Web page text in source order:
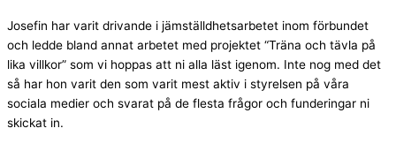
Josefin har varit drivande i jämställdhetsarbetet inom förbundet
och ledde bland annat arbetet med projektet “Träna och tävla på
lika villkor” som vi hoppas att ni alla läst igenom. Inte nog med det
så har hon varit den som varit mest aktiv i styrelsen på våra
sociala medier och svarat på de flesta frågor och funderingar ni
skickat in.